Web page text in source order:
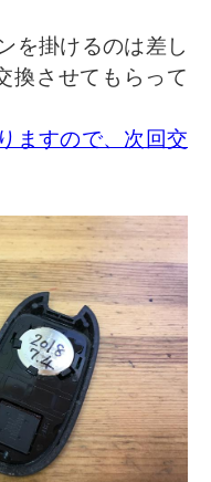
を掛けるのは差し
換させてもらって
ますので、次回交